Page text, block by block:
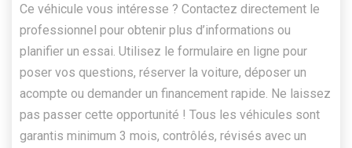
Ce véhicule vous intéresse ? Contactez directement le
professionnel pour obtenir plus d’informations ou
planifier un essai. Utilisez le formulaire en ligne pour
poser vos questions, réserver la voiture, déposer un
acompte ou demander un financement rapide. Ne laissez
pas passer cette opportunité ! Tous les véhicules sont
garantis minimum 3 mois, contrôlés, révisés avec un